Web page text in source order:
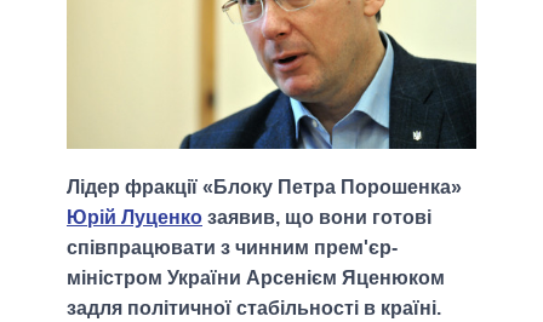
Лідер фракції «Блоку Петра Порошенка»
Юрій Луценко заявив, що вони готові
співпрацювати з чинним прем'єр-
міністром України Арсенієм Яценюком
задля політичної стабільності в країні.